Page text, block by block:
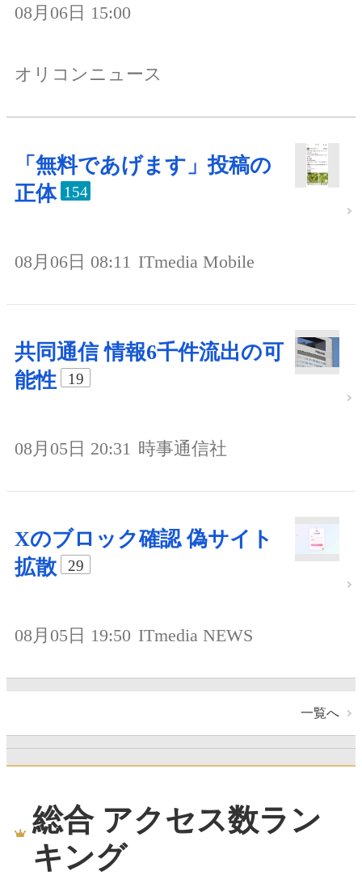
08月06日 15:00
オリコンニュース
「無料であげます」投稿の
正体 154
08月06日 08:11 ITmedia Mobile
共同通信 情報6千件流出の可
能性
19
08月05日 20:31 時事通信社
Xのブロック確認 偽サイト
拡散
29
08月05日 19:50 ITmedia NEWS
一覧へ
総合 アクセス数ラン
キング